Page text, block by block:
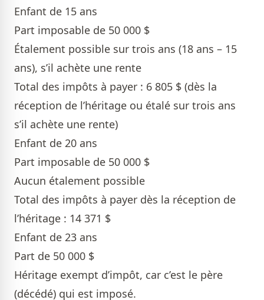
Enfant de 15 ans
Part imposable de 50 000 $
Étalement possible sur trois ans (18 ans – 15
ans), s’il achète une rente
Total des impôts à payer : 6 805 $ (dès la
réception de l’héritage ou étalé sur trois ans
s’il achète une rente)
Enfant de 20 ans
Part imposable de 50 000 $
Aucun étalement possible
Total des impôts à payer dès la réception de
l’héritage : 14 371 $
Enfant de 23 ans
Part de 50 000 $
Héritage exempt d’impôt, car c’est le père
(décédé) qui est imposé.